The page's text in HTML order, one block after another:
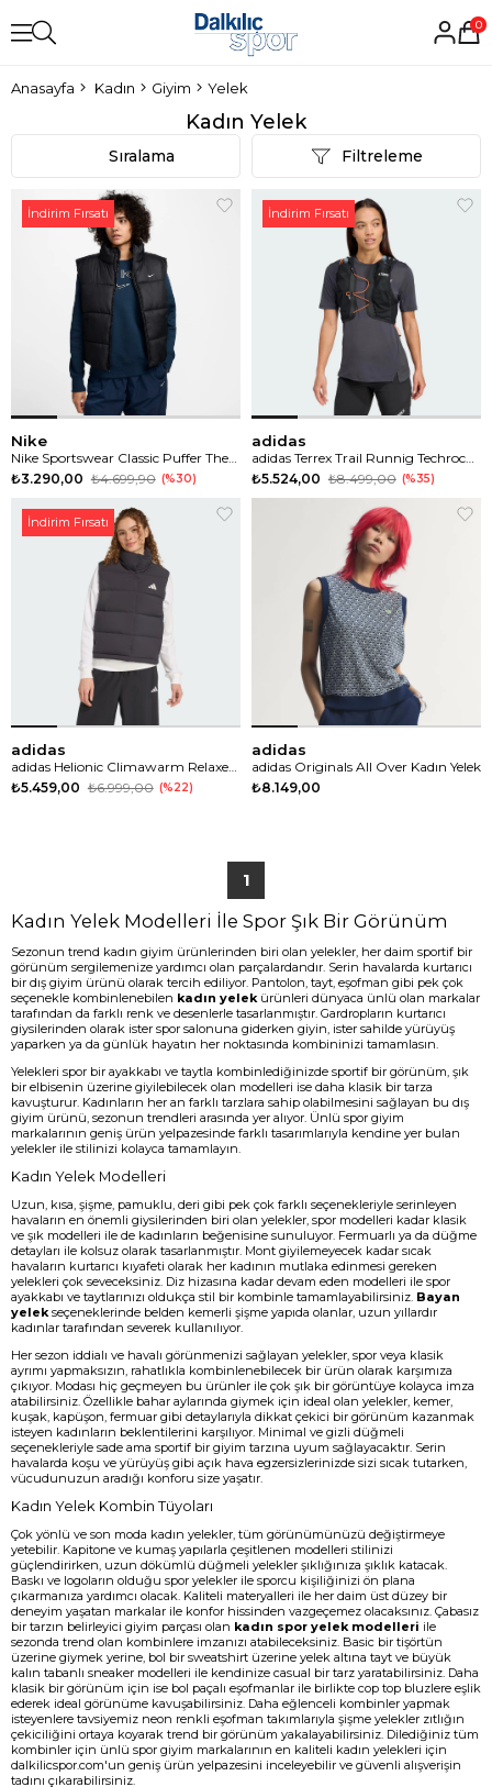
0
Anasayfa Kadın Giyim Yelek
Kadın Yelek
Filtreleme
Sıralama
Nike
₺3.290,00 ₺4.699,90 %30
İndirim Fırsatı
adidas
₺5.524,00 ₺8.499,00 %35
İndirim Fırsatı
adidas
₺5.459,00 ₺6.999,00 %22
İndirim Fırsatı
adidas
adidas Originals All Over Kadın Yelek
₺8.149,00
1
Kadın Yelek Modelleri İle Spor Şık Bir Görünüm
Sezonun trend kadın giyim ürünlerinden biri olan yelekler, her daim sportif bir
görünüm sergilemenize yardımcı olan parçalardandır. Serin havalarda kurtarıcı
bir dış giyim ürünü olarak tercih ediliyor. Pantolon, tayt, eşofman gibi pek çok
seçenekle kombinlenebilen kadın yelekürünleri dünyaca ünlü olan markalar
tarafından da farklı renk ve desenlerle tasarlanmıştır. Gardropların kurtarıcı
giysilerinden olarak ister spor salonuna giderken giyin, ister sahilde yürüyüş
yaparken ya da günlük hayatın her noktasında kombininizi tamamlasın.
Yelekleri spor bir ayakkabı ve taytla kombinlediğinizde sportif bir görünüm, şık
bir elbisenin üzerine giyilebilecek olan modelleri ise daha klasik bir tarza
kavuşturur. Kadınların her an farklı tarzlara sahip olabilmesini sağlayan bu dış
giyim ürünü, sezonun trendleri arasında yer alıyor. Ünlü spor giyim
markalarının geniş ürün yelpazesinde farklı tasarımlarıyla kendine yer bulan
yelekler ile stilinizi kolayca tamamlayın.
Kadın Yelek Modelleri
Uzun, kısa, şişme, pamuklu, deri gibi pek çok farklı seçenekleriyle serinleyen
havaların en önemli giysilerinden biri olan yelekler, spor modelleri kadar klasik
ve şık modelleri ile de kadınların beğenisine sunuluyor. Fermuarlı ya da düğme
detayları ile kolsuz olarak tasarlanmıştır. Mont giyilemeyecek kadar sıcak
havaların kurtarıcı kıyafeti olarak her kadının mutlaka edinmesi gereken
yelekleri çok seveceksiniz. Diz hizasına kadar devam eden modelleri ile spor
ayakkabı ve taytlarınızı oldukça stil bir kombinle tamamlayabilirsiniz. Bayan
yelekseçeneklerinde belden kemerli şişme yapıda olanlar, uzun yıllardır
kadınlar tarafından severek kullanılıyor.
Her sezon iddialı ve havalı görünmenizi sağlayan yelekler, spor veya klasik
ayrımı yapmaksızın, rahatlıkla kombinlenebilecek bir ürün olarak karşımıza
çıkıyor. Modası hiç geçmeyen bu ürünler ile çok şık bir görüntüye kolayca imza
atabilirsiniz. Özellikle bahar aylarında giymek için ideal olan yelekler, kemer,
kuşak, kapüşon, fermuar gibi detaylarıyla dikkat çekici bir görünüm kazanmak
isteyen kadınların beklentilerini karşılıyor. Minimal ve gizli düğmeli
seçenekleriyle sade ama sportif bir giyim tarzına uyum sağlayacaktır. Serin
havalarda koşu ve yürüyüş gibi açık hava egzersizlerinizde sizi sıcak tutarken,
vücudunuzun aradığı konforu size yaşatır.
Kadın Yelek Kombin Tüyoları
Çok yönlü ve son moda kadın yelekler, tüm görünümünüzü değiştirmeye
yetebilir. Kapitone ve kumaş yapılarla çeşitlenen modelleri stilinizi
güçlendirirken, uzun dökümlü düğmeli yelekler şıklığınıza şıklık katacak.
Baskı ve logoların olduğu spor yelekler ile sporcu kişiliğinizi ön plana
çıkarmanıza yardımcı olacak. Kaliteli materyalleri ile her daim üst düzey bir
deneyim yaşatan markalar ile konfor hissinden vazgeçemez olacaksınız. Çabasız
bir tarzın belirleyici giyim parçası olan kadın spor yelek modelleri ile
sezonda trend olan kombinlere imzanızı atabileceksiniz. Basic bir tişörtün
üzerine giymek yerine, bol bir sweatshirt üzerine yelek altına tayt ve büyük
kalın tabanlı sneaker modelleri ile kendinize casual bir tarz yaratabilirsiniz. Daha
klasik bir görünüm için ise bol paçalı eşofmanlar ile birlikte cop top bluzlere eşlik
ederek ideal görünüme kavuşabilirsiniz. Daha eğlenceli kombinler yapmak
isteyenlere tavsiyemiz neon renkli eşofman takımlarıyla şişme yelekler zıtlığın
çekiciliğini ortaya koyarak trend bir görünüm yakalayabilirsiniz. Dilediğiniz tüm
kombinler için ünlü spor giyim markalarının en kaliteli kadın yelekleri için
dalkilicspor.com'un geniş ürün yelpazesini inceleyebilir ve güvenli alışverişin
tadını çıkarabilirsiniz.